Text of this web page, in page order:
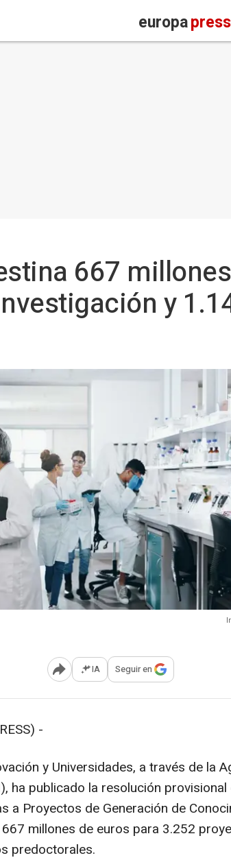
europapress
667
y
Abrir opciones para compartir
IA Seguir en
-
y Universidades, a través de la
ha publicado la resolución provisional
a Proyectos de Generación de
millones de euros para 3.252
predoctorales.